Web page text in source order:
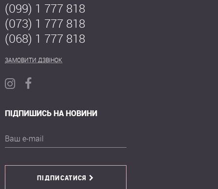
(099) 1 777 818
(073) 1 777 818
(068) 1 777 818
ЗАМОВИТИ ДЗВІНОК
ПІДПИШИСЬ НА НОВИНИ
Ваш e-mail
ПІДПИСАТИСЯ